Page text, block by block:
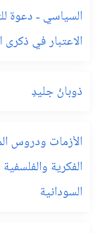
السياسي - دعوة
الاعتبار في ذكرى
ذوبانُ جليدٍ
الأزمات ودروس
الفكرية
السودانية